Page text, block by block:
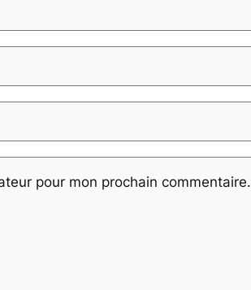
pour mon prochain commentaire.